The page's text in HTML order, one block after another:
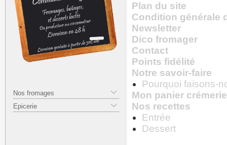
Nos fromages
Epicerie
Plan du site
Condition générale
Newsletter
Dico fromager
Contact
Points fidélité
Notre savoir-faire
Pourquoi faisons-
Mon panier crémerie
Nos recettes
Entrée
Dessert